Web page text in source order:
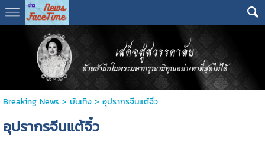
Breaking News > บันเทิง> อุปรากรจีนแต้จิ๋ว
อุปรากรจีนแต้จิ๋ว